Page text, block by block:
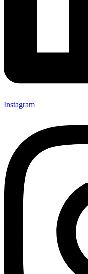
Instagram